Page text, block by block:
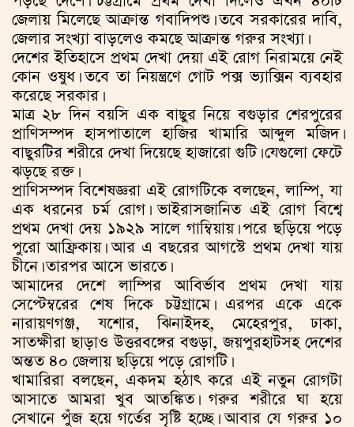
জেলায় মিলেছে আক্রান্ত গবাদিপশু। তবে সরকারের দাবি,
জেলার সংখ্যা বাড়লেও কমছে আক্রান্ত গরুর সংখ্যা।
দেশের ইতিহাসে প্রথম দেখা দেয়া এই রোগ নিরাময়ে নেই
কোন ওষুধ। তবে তা নিয়ন্ত্রণে গোট পক্স ভ্যাক্সিন ব্যবহার
করেছে সরকার।
মাত্র ২৮ দিন বয়সি এক বাছুর নিয়ে বগুড়ার শেরপুরের
প্রাণিসম্পদ হাসপাতালে হাজির খামারি আব্দুল মজিদ।
বাছুরটির শরীরে দেখা দিয়েছে হাজারো গুটি। যেগুলো ফেটে
ঝড়ছে রক্ত।
প্রাণিসম্পদ বিশেষজ্ঞরা এই রোগটিকে বলছেন, লাম্পি, যা
এক ধরনের চর্ম রোগ। ভাইরাসজানিত এই রোগ বিশ্বে
প্রথম দেখা দেয় ১৯২৯ সালে গাম্বিয়ায়। পরে ছড়িয়ে পড়ে
পুরো আফ্রিকায়। আর এ বছরের আগস্টে প্রথম দেখা যায়
চীনে। তারপর আসে ভারতে।
আমাদের দেশে লাম্পির আবির্ভাব প্রথম দেখা যায়
সেপ্টেম্বরের শেষ দিকে চট্টগ্রামে। এরপর একে একে
নারায়ণগঞ্জ, যশোর, ঝিনাইদহ, মেহেরপুর, ঢাকা,
সাতক্ষীরা ছাড়াও উত্তরবঙ্গের বগুড়া, জয়পুরহাটসহ দেশের
অন্তত ৪০ জেলায় ছড়িয়ে পড়ে রোগটি।
খামারিরা বলছেন, একদম হঠাৎ করে এই নতুন রোগটা
আসাতে আমরা খুব আতঙ্কিত। গরুর শরীরে ঘা হয়ে
সেখানে পুঁজ হয়ে গর্তের সৃষ্টি হচ্ছে। আবার যে গরুর ১০